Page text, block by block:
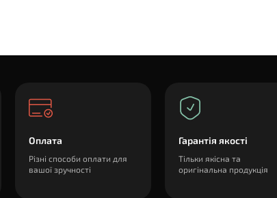
Оплата
Різні способи оплати для
вашої зручності
Гарантія якості
Тільки якісна та
оригінальна продукція